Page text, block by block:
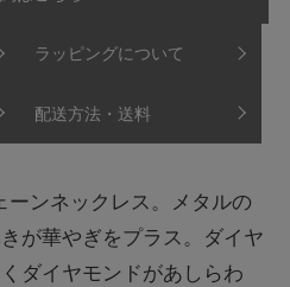
ラッピングについて
配送方法・送料
ーンネックレス。メタルの
が華やぎをプラス。ダイヤ
ダイヤモンドがあしらわ